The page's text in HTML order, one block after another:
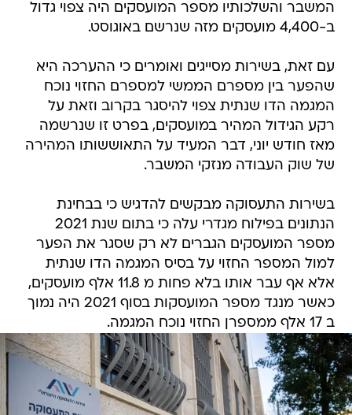
המשבר והשלכותיו מספר המועסקים היה צפוי גדול
ב-4,400 מועסקים מזה שנרשם באוגוסט.
עם זאת, בשירות מסייגים ואומרים כי ההערכה היא
שהפער בין מספרם הממשי למספרם החזוי נוכח
המגמה הדו שנתית צפוי להיסגר בקרוב וזאת על
רקע הגידול המהיר במועסקים, בפרט זו שנרשמה
מאז חודש יוני, דבר המעיד על התאוששותו המהירה
של שוק העבודה מנזקי המשבר.
בשירות התעסוקה מבקשים להדגיש כי בבחינת
הנתונים בפילוח מגדרי עלה כי בתום שנת 2021
מספר המועסקים הגברים לא רק שסגר את הפער
למול המספר החזוי על בסיס המגמה הדו שנתית
אלא אף עבר אותו בלא פחות מ 11.8 אלף מועסקים,
כאשר מנגד מספר המועסקות בסוף 2021 היה נמוך
ב 17 אלף ממספרן החזוי נוכח המגמה.